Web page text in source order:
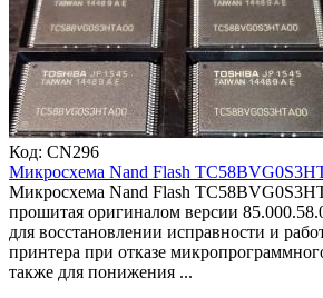
Код: CN296
Микросхема Nand Flash
Микросхема Nand Flash
прошитая оригиналом версии
для восстановлении исправности и
принтера при отказе
также для понижения ...